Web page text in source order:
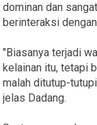
dominan dan
berinteraksi
"Biasanya terjadi
kelainan itu, tetapi
malah ditutup-
jelas Dadang.